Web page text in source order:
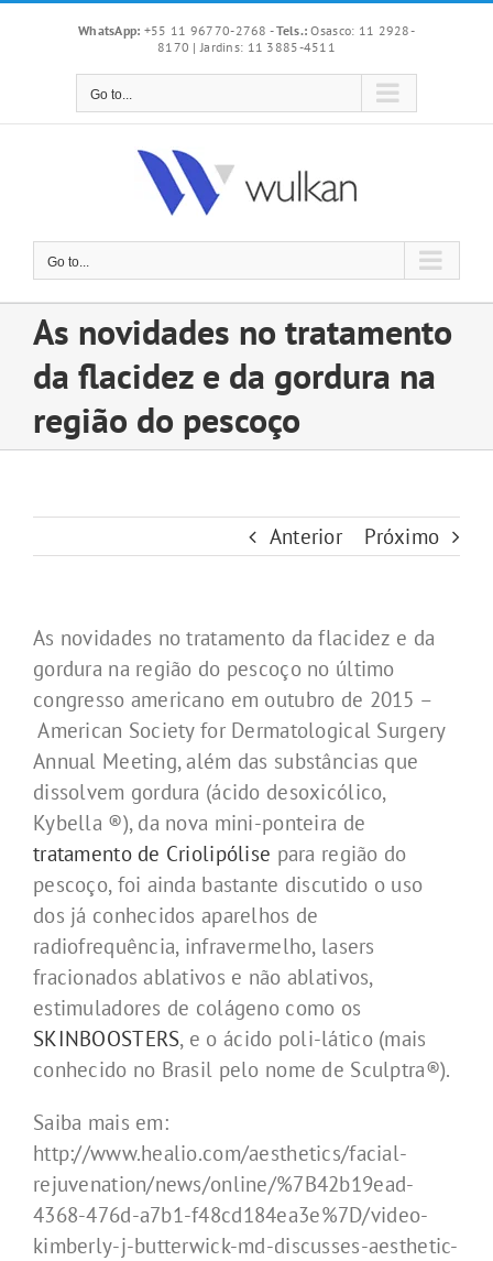
WhatsApp: +55 11 96770-2768 -Tels.: Osasco: 11 2928-
8170 | Jardins: 11 3885-4511
Go to...
Go to...
As novidades no tratamento
da flacidez e da gordura na
região do pescoço
Anterior Próximo
As novidades no tratamento da flacidez e da
gordura na região do pescoço no último
congresso americano em outubro de 2015 –
American Society for Dermatological Surgery
Annual Meeting, além das substâncias que
dissolvem gordura (ácido desoxicólico,
Kybella ®), da nova mini-ponteira de
tratamento de Criolipólise para região do
pescoço, foi ainda bastante discutido o uso
dos já conhecidos aparelhos de
radiofrequência, infravermelho, lasers
fracionados ablativos e não ablativos,
estimuladores de colágeno como os
SKINBOOSTERS, e o ácido poli-lático (mais
conhecido no Brasil pelo nome de Sculptra®).
Saiba mais em:
http://www.healio.com/aesthetics/facial-
rejuvenation/news/online/%7B42b19ead-
4368-476d-a7b1-f48cd184ea3e%7D/video-
kimberly-j-butterwick-md-discusses-aesthetic-